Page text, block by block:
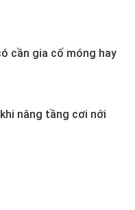
cần gia cố móng hay
nâng tầng cơi nới